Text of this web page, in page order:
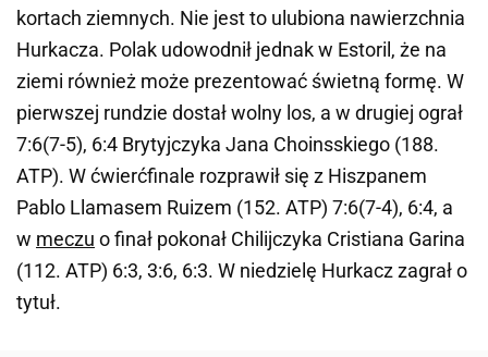
kortach ziemnych. Nie jest to ulubiona nawierzchnia
Hurkacza. Polak udowodnił jednak w Estoril, że na
ziemi również może prezentować świetną formę. W
pierwszej rundzie dostał wolny los, a w drugiej ograł
7:6(7-5), 6:4 Brytyjczyka Jana Choinsskiego (188.
ATP). W ćwierćfinale rozprawił się z Hiszpanem
Pablo Llamasem Ruizem (152. ATP) 7:6(7-4), 6:4, a
w meczu o finał pokonał Chilijczyka Cristiana Garina
(112. ATP) 6:3, 3:6, 6:3. W niedzielę Hurkacz zagrał o
tytuł.